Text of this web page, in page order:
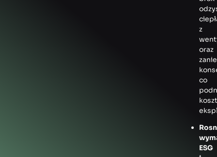
z
oraz
co
ESG